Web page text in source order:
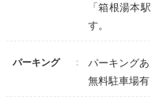
「箱根湯本
す。
パーキング
パーキングあ
無料駐車場有